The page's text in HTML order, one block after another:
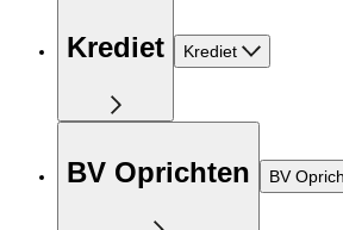
Krediet Krediet
BV Oprichten BV